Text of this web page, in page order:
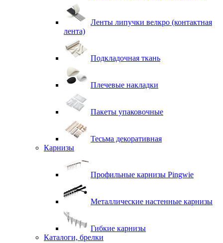
Ленты липучки велкро (контактная
лента)
Подкладочная ткань
Плечевые накладки
Пакеты упаковочные
Тесьма декоративная
Карнизы
Профильные карнизы Pingwie
Металлические настенные карнизы
Гибкие карнизы
Каталоги, брелки